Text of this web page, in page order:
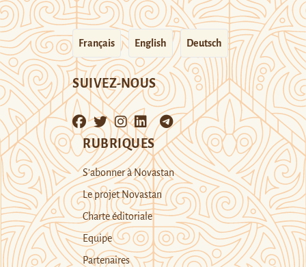
Français English Deutsch
SUIVEZ-NOUS
RUBRIQUES
S’abonner à Novastan
Le projet Novastan
Charte éditoriale
Equipe
Partenaires